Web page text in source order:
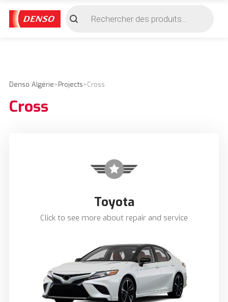
de
produits
Denso Algérie>Projects>Cross
Cross
Toyota
Click to see more about repair and service